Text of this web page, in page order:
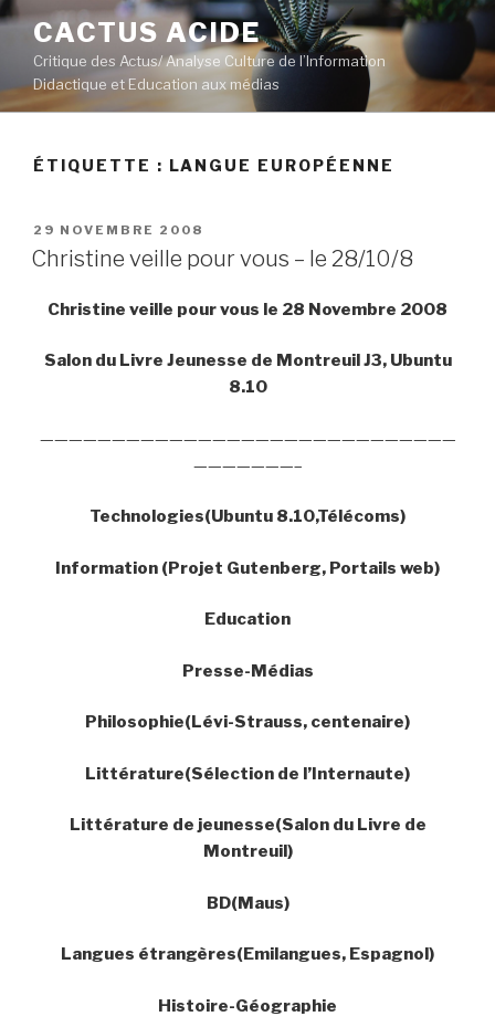
Aller
contenu
principal
CACTUS ACIDE
Critique des Actus/ Analyse Culture de l’Information
Didactique et Education aux médias
ÉTIQUETTE : LANGUE EUROPÉENNE
PUBLIÉ
LE
29 NOVEMBRE 2008
Christine veille pour vous – le 28/10/8
Christine veille pour vous le 28 Novembre 2008
Salon du Livre Jeunesse de Montreuil J3, Ubuntu
8.10
—————————————————————————————
———————–
Technologies(Ubuntu 8.10,Télécoms)
Information (Projet Gutenberg, Portails web)
Education
Presse-Médias
Philosophie(Lévi-Strauss, centenaire)
Littérature(Sélection de l’Internaute)
Littérature de jeunesse(Salon du Livre de
Montreuil)
BD(Maus)
Langues étrangères(Emilangues, Espagnol)
Histoire-Géographie